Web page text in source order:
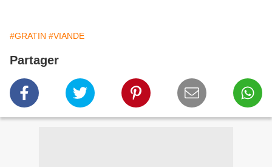
#GRATIN #VIANDE
Partager